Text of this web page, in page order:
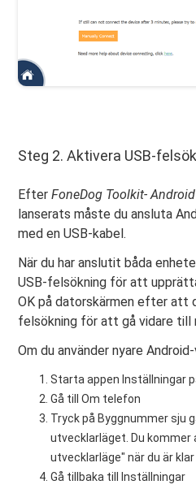
Steg 2. Aktivera USB-
EfterFoneDog Toolkit-
lanserats måste du ansluta
med en USB-kabel.
När du har anslutit båda
USB-felsökning för att
OK på datorskärmen efter att
felsökning för att gå vidare till
Om du använder nyare
Starta appen Inställningar
Gå till Om telefon
Tryck på Byggnummer sju
utvecklarläget. Du kommer
utvecklarläge" när du är klar
Gå tillbaka till Inställningar